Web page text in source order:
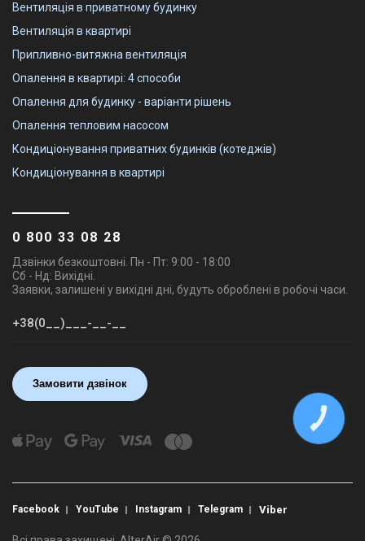
Вентиляція в приватному будинку
Вентиляція в квартирі
Припливно-витяжна вентиляція
Опалення в квартирі: 4 способи
Опалення для будинку - варіанти рішень
Опалення тепловим насосом
Кондиціонування приватних будинків (котеджів)
Кондиціонування в квартирі
0 800 33 08 28
Дзвінки безкоштовні. Пн - Пт: 9:00 - 18:00
Сб - Нд: Вихідні.
Заявки, залишені у вихідні дні, будуть оброблені в робочі часи.
Замовити дзвінок
Facebook YouTube Instagram Telegram Viber
КНОПКА
ЗВ'ЯЗКУ